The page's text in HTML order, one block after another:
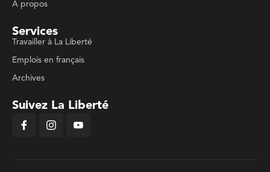
À propos
Services
Travailler à La Liberté
Emplois en français
Archives
Suivez La Liberté